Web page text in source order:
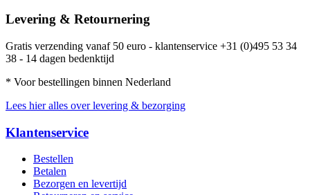
Levering & Retournering
Gratis verzending vanaf 50 euro - klantenservice +31 (0)495 53 34
38 - 14 dagen bedenktijd
* Voor bestellingen binnen Nederland
Lees hier alles over levering & bezorging
Klantenservice
Bestellen
Betalen
Bezorgen en levertijd